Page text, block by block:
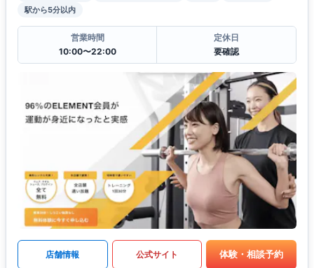
駅から5分以内
営業時間
10:00〜22:00
定休日
要確認
店舗情報 公式サイト 体験・相談予約